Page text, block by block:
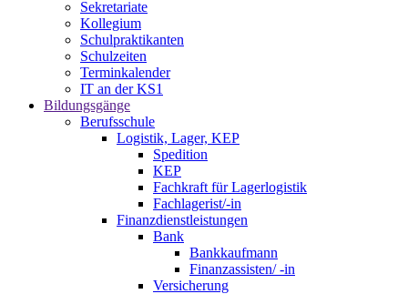
Sekretariate
Kollegium
Schulpraktikanten
Schulzeiten
Terminkalender
IT an der KS1
Bildungsgänge
Berufsschule
Logistik, Lager, KEP
Spedition
KEP
Fachkraft für Lagerlogistik
Fachlagerist/-in
Finanzdienstleistungen
Bank
Bankkaufmann
Finanzassisten/ -in
Versicherung